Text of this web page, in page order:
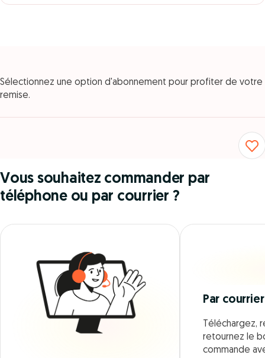
Sélectionnez une option d'abonnement pour profiter de votre
remise.
Vous souhaitez commander par
téléphone ou par courrier ?
Par courrier
Téléchargez,
retournez le
commande